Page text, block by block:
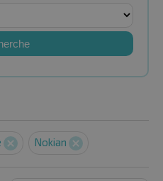
Nokian